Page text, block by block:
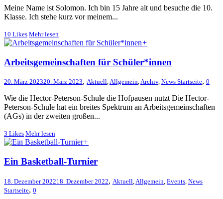
Meine Name ist Solomon. Ich bin 15 Jahre alt und besuche die 10.
Klasse. Ich stehe kurz vor meinem...
10 Likes Mehr lesen
+
Arbeitsgemeinschaften für Schüler*innen
20. März 202320. März 2023, Aktuell,Allgemein,Archiv, News Startseite, 0
Wie die Hector-Peterson-Schule die Hofpausen nutzt Die Hector-
Peterson-Schule hat ein breites Spektrum an Arbeitsgemeinschaften
(AGs) in der zweiten großen...
3 Likes Mehr lesen
+
Ein Basketball-Turnier
18. Dezember 202218. Dezember 2022, Aktuell Allgemein Events News
Startseite, 0